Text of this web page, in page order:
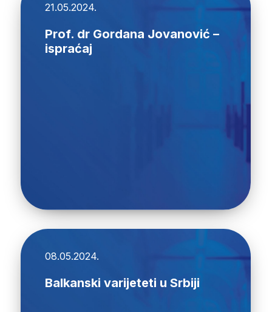
21.05.2024.
Prof. dr Gordana Jovanović –
ispraćaj
08.05.2024.
Balkanski varijeteti u Srbiji